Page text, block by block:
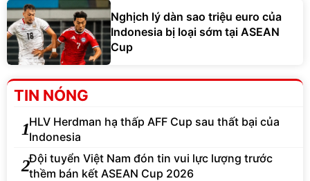
Nghịch lý dàn sao triệu euro của
Indonesia bị loại sớm tại ASEAN
Cup
TIN NÓNG
1HLV Herdman hạ thấp AFF Cup sau thất bại của
Indonesia
2Đội tuyển Việt Nam đón tin vui lực lượng trước
thềm bán kết ASEAN Cup 2026